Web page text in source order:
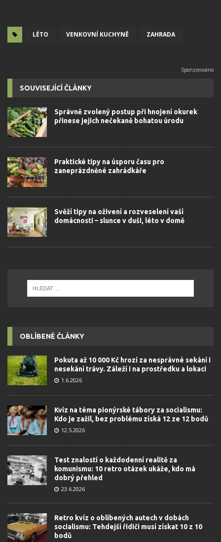
LÉTO VENKOVNÍ KUCHYNĚ ZAHRADA
SOUVISEJÍCÍ ČLÁNKY
Správně zvolený postup při hnojení okurek
přinese jejich nečekaně bohatou úrodu
Praktické tipy na úsporu času pro
zaneprázdněné zahrádkáře
Svěží tipy na oživení a rozveselení vaší
domácnosti – slunce v duši, léto v domě
OBLÍBENÉ ČLÁNKY
Pokuta až 10 000 Kč hrozí za nesprávné sekání i
nesekání trávy. Záleží i na prostředku a lokaci
1.6.2026
Kvíz na téma pionýrské tábory za socialismu:
Kdo je zažil, bez problému získá 12 ze 12 bodů
12.5.2026
Test znalostí o každodenní realitě za
komunismu: 10 retro otázek ukáže, kdo má
dobrý přehled
23.6.2026
Retro kvíz o oblíbených autech v dobách
socialismu: Tehdejší řidiči musí získat 10 z 10
bodů